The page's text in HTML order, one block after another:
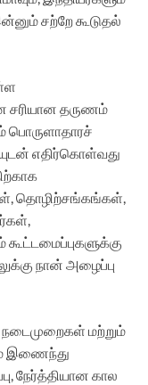
சற்றே கூடுதல்
தருணம்
பொருளாதாரச்
எதிர்கொள்வது
தொழிற்சங்கங்கள்,
நான் அழைப்பு
நடைமுறைகள் மற்றும்
இணைந்து
நேர்த்தியான கால